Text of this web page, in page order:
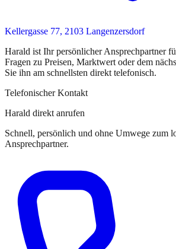
Kellergasse 77, 2103 Langenzersdorf
Harald ist Ihr persönlicher Ansprechpartner
Fragen zu Preisen, Marktwert oder dem
Sie ihn am schnellsten direkt telefonisch.
Telefonischer Kontakt
Harald direkt anrufen
Schnell, persönlich und ohne Umwege zum
Ansprechpartner.